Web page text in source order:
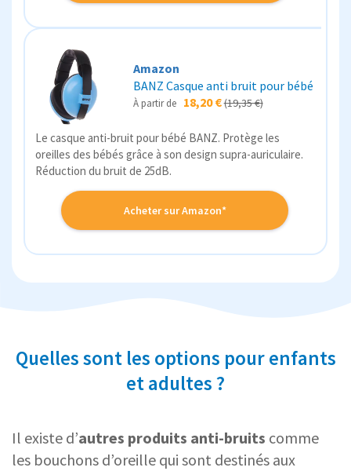
Amazon
BANZ Casque anti bruit pour bébé
À partir de 18,20 €(19,35 €)
Le casque anti-bruit pour bébé BANZ. Protège les
oreilles des bébés grâce à son design supra-auriculaire.
Réduction du bruit de 25dB.
Acheter sur Amazon*
Quelles sont les options pour enfants
et adultes ?
Il existe d’autres produits anti-bruits comme
les bouchons d’oreille qui sont destinés aux